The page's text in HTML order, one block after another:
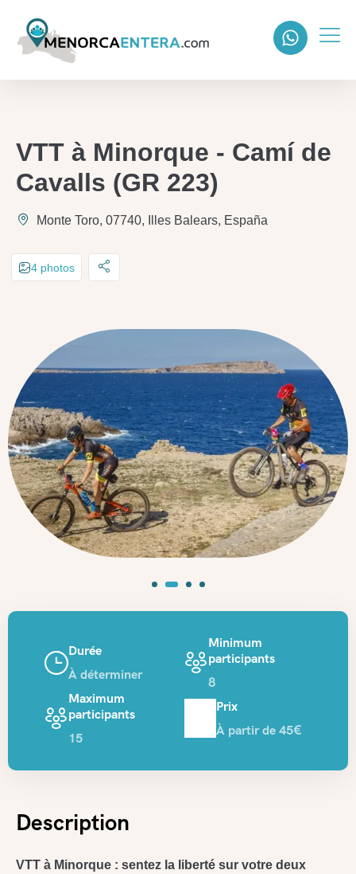
VTT à Minorque - Camí de
Cavalls (GR 223)
Monte Toro, 07740, Illes Balears, España
4 photos
Durée
À déterminer
Minimum
participants
8
Maximum
participants
15
Prix
À partir de 45€
Description
VTT à Minorque : sentez la liberté sur votre deux